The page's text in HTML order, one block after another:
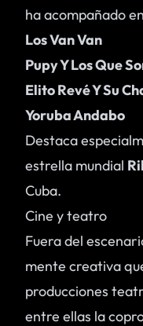
ha acompañado
Los Van Van
Pupy Y Los Que
Elito Revé Y Su
Yoruba Andabo
Destaca
estrella mundial
Cuba.
Cine y teatro
Fuera del
mente creativa
producciones
entre ellas la